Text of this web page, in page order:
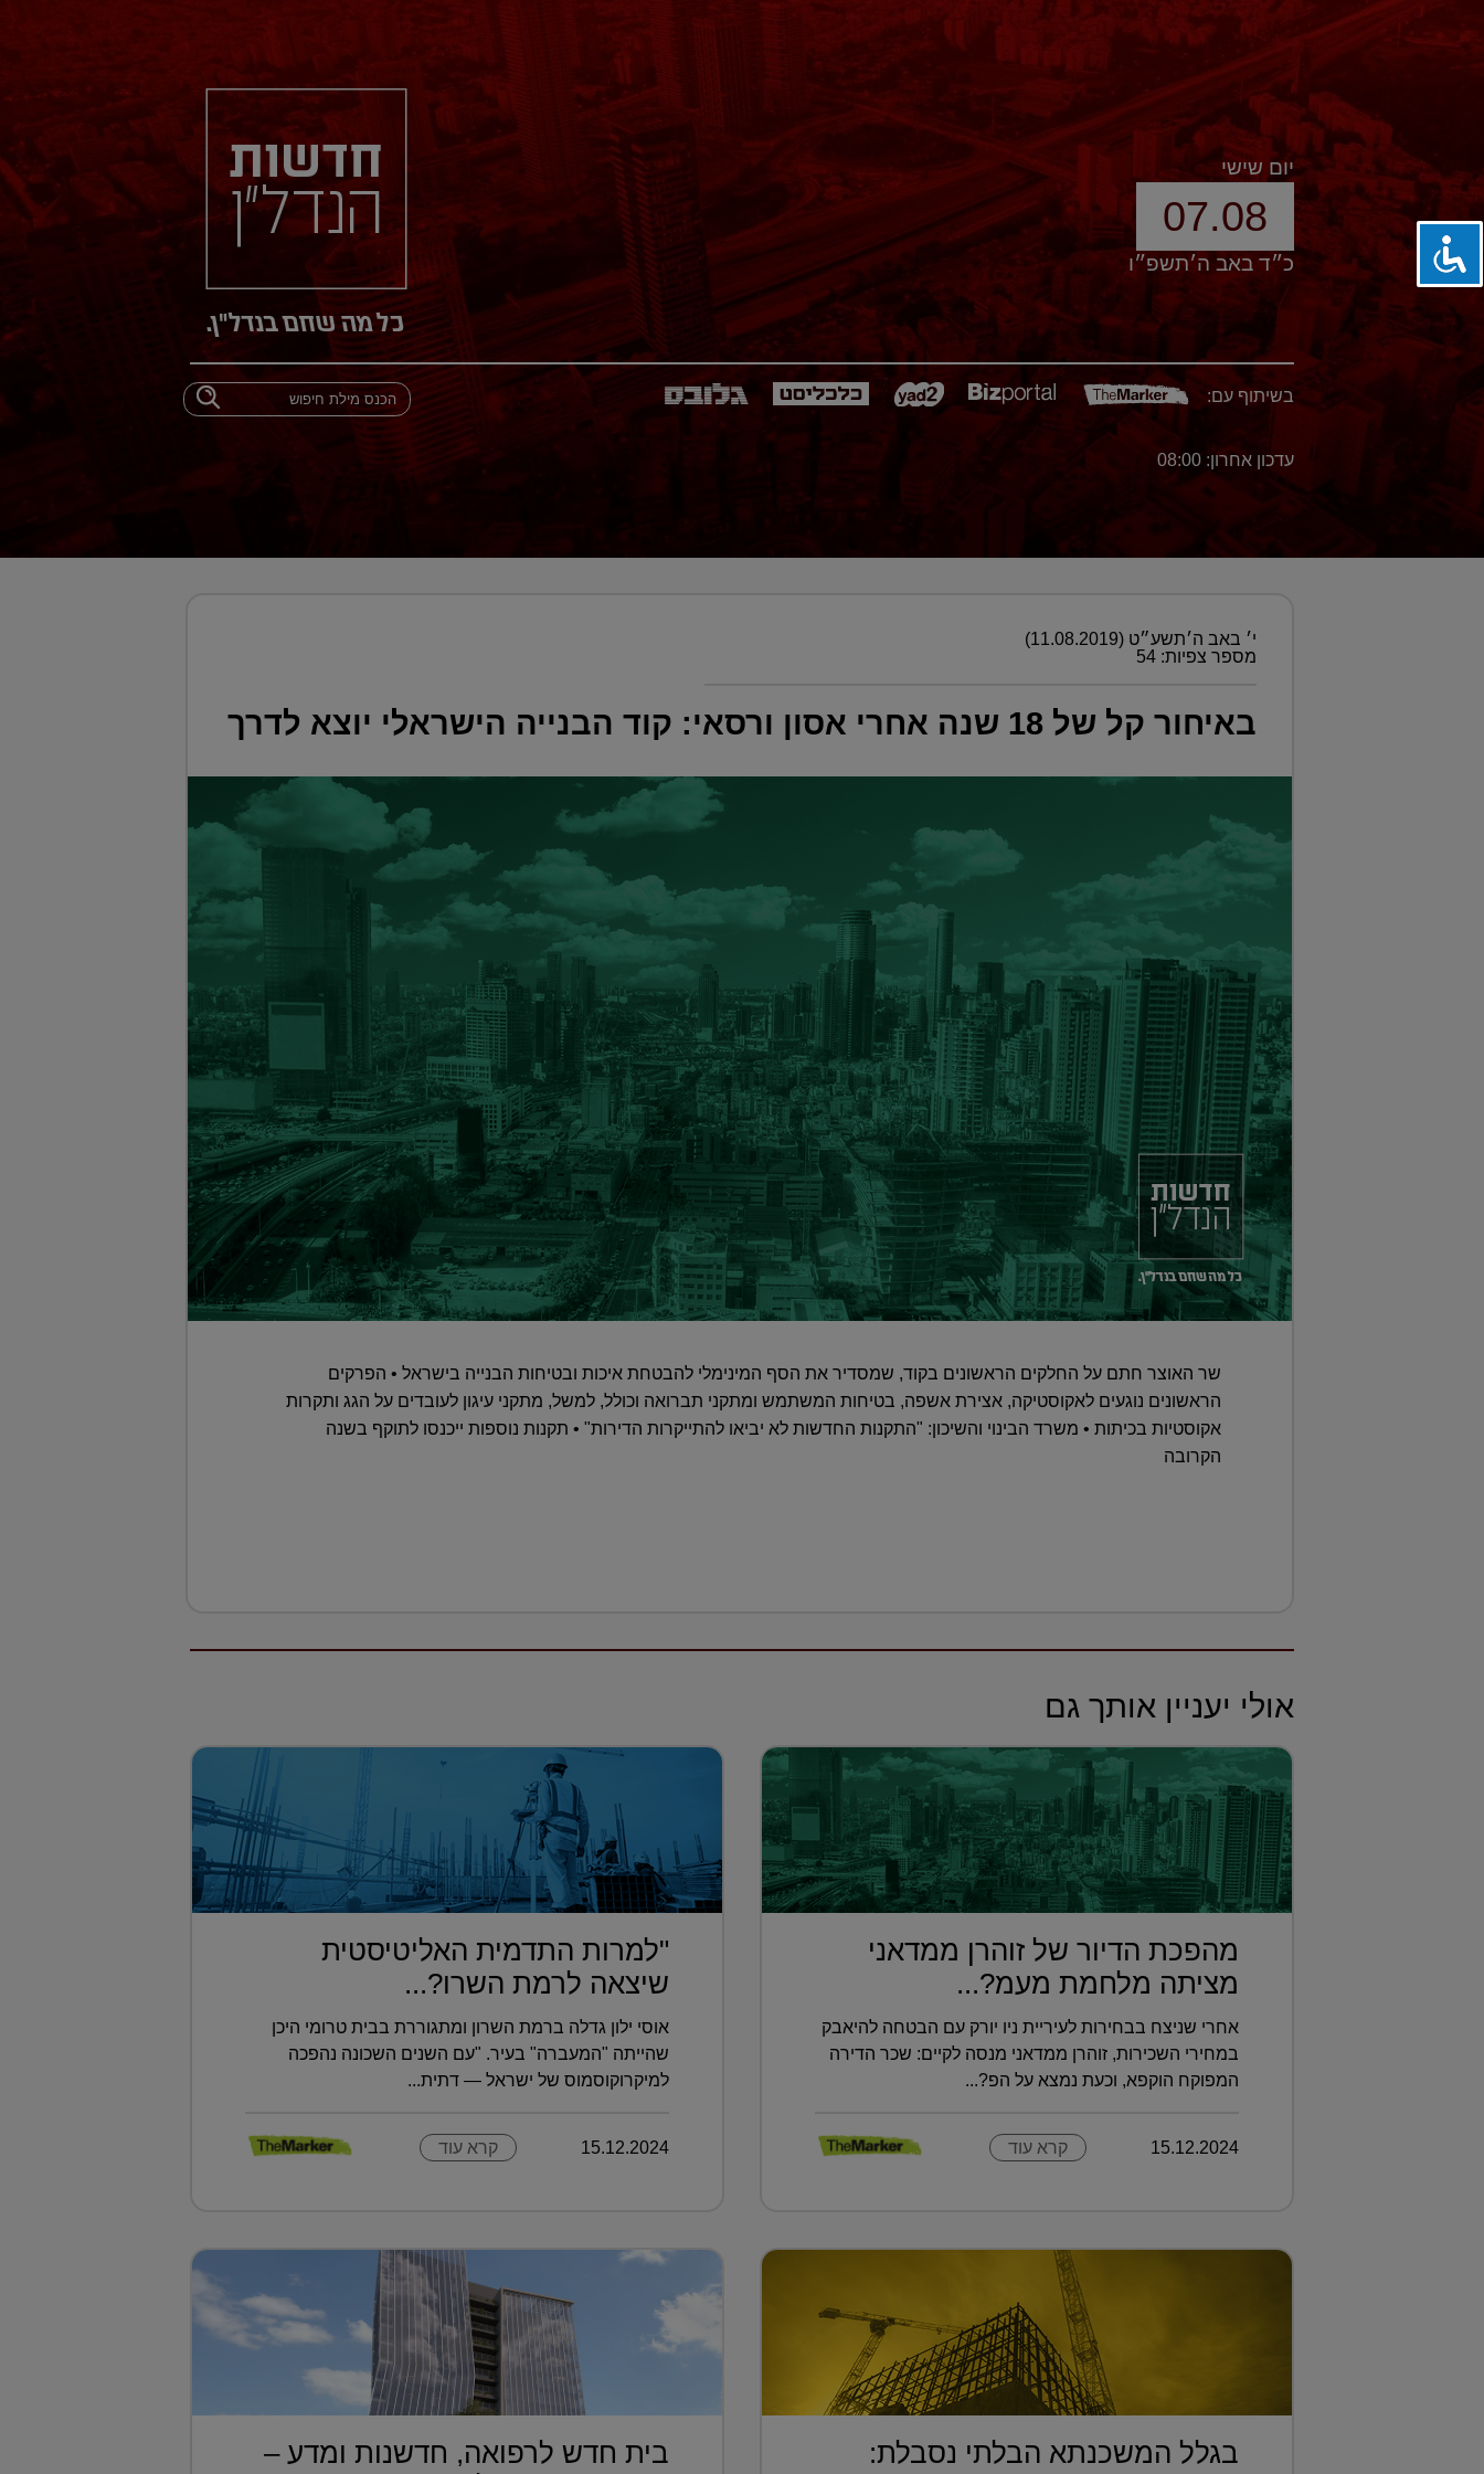
יום שישי
07.08
כ״ד באב ה׳תשפ״ו
בשיתוף עם:
עדכון אחרון: 08:00
י׳ באב ה׳תשע״ט (11.08.2019)
מספר צפיות: 54
באיחור קל של 18 שנה אחרי אסון ורסאי: קוד הבנייה הישראלי יוצא לדרך
שר האוצר חתם על החלקים הראשונים בקוד, שמסדיר את הסף המינימלי להבטחת איכות ובטיחות הבנייה בישראל • הפרקים
הראשונים נוגעים לאקוסטיקה, אצירת אשפה, בטיחות המשתמש ומתקני תברואה וכולל, למשל, מתקני עיגון לעובדים על הגג ותקרות
אקוסטיות בכיתות • משרד הבינוי והשיכון: "התקנות החדשות לא יביאו להתייקרות הדירות" • תקנות נוספות ייכנסו לתוקף בשנה
הקרובה
אולי יעניין אותך גם
מהפכת הדיור של זוהרן ממדאני
מציתה מלחמת מעמ?...
אחרי שניצח בבחירות לעיריית ניו יורק עם הבטחה להיאבק
במחירי השכירות, זוהרן ממדאני מנסה לקיים: שכר הדירה
המפוקח הוקפא, וכעת נמצא על הפ?...
15.12.2024 קרא עוד
"למרות התדמית האליטיסטית
שיצאה לרמת השרו?...
אוסי ילון גדלה ברמת השרון ומתגוררת בבית טרומי היכן
שהייתה "המעברה" בעיר. "עם השנים השכונה נהפכה
למיקרוקוסמוס של ישראל — דתית...
15.12.2024 קרא עוד
בגלל המשכנתא הבלתי נסבלת:
בית חדש לרפואה, חדשנות ומדע –